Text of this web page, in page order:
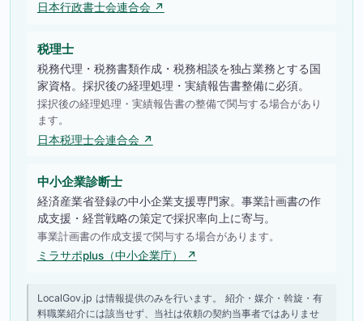
日本行政書士会連合会 ↗
税理士
税務代理・税務書類作成・税務相談を独占業務とする国
家資格。採択後の経理処理・実績報告書整備に必須。
採択後の経理処理・実績報告書の整備で関与する場合があり
ます。
日本税理士会連合会 ↗
中小企業診断士
経済産業省登録の中小企業支援専門家。事業計画書の作
成支援・経営戦略の策定で採択率向上に寄与。
事業計画書の作成支援で関与する場合があります。
ミラサポplus（中小企業庁） ↗
LocalGov.jp は情報提供のみを行います。 紹介・媒介・斡旋・有
料職業紹介には該当せず、当社は依頼の契約当事者ではありませ